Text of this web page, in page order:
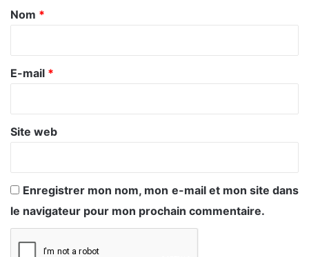
a
e
Nom *
E-mail *
Site web
Enregistrer mon nom, mon e-mail et mon site dans
le navigateur pour mon prochain commentaire.